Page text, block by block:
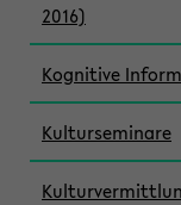
2016)
Kognitive
Kulturseminare